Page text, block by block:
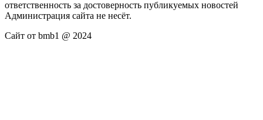
ответственность за достоверность публикуемых новостей
Администрация сайта не несёт.
Сайт от bmb1 @ 2024